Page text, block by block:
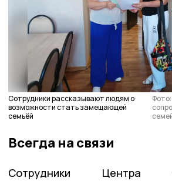
Сотрудники рассказывают людям о
возможности стать замещающей
семьёй
Всегда на связи
Сотрудники Центра